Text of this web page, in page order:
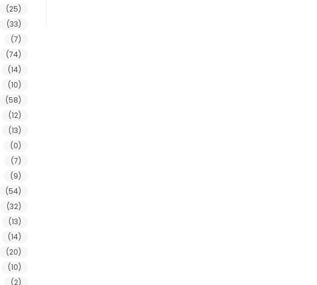
(25)
(33)
(7)
(74)
(14)
(10)
(58)
(12)
(13)
(0)
(7)
(9)
(54)
(32)
(13)
(14)
(20)
(10)
(2)